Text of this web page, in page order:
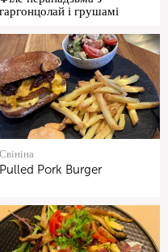
гаргонцолай і грушамі
Свініна
Pulled Pork Burger